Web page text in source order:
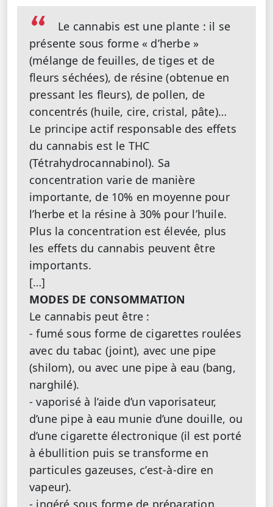
Le cannabis est une plante : il se
présente sous forme « d’herbe »
(mélange de feuilles, de tiges et de
fleurs séchées), de résine (obtenue en
pressant les fleurs), de pollen, de
concentrés (huile, cire, cristal, pâte)…
Le principe actif responsable des effets
du cannabis est le THC
(Tétrahydrocannabinol). Sa
concentration varie de manière
importante, de 10% en moyenne pour
l’herbe et la résine à 30% pour l’huile.
Plus la concentration est élevée, plus
les effets du cannabis peuvent être
importants.
[…]
MODES DE CONSOMMATION
Le cannabis peut être :
- fumé sous forme de cigarettes roulées
avec du tabac (joint), avec une pipe
(shilom), ou avec une pipe à eau (bang,
narghilé).
- vaporisé à l’aide d’un vaporisateur,
d’une pipe à eau munie d’une douille, ou
d’une cigarette électronique (il est porté
à ébullition puis se transforme en
particules gazeuses, c’est-à-dire en
vapeur).
- ingéré sous forme de préparation